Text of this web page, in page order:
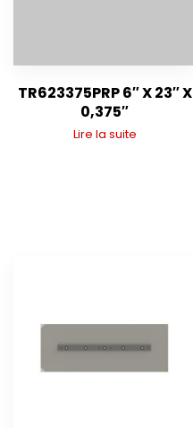
TR623375PRP 6″ X 23″ X
0,375″
Lire la suite